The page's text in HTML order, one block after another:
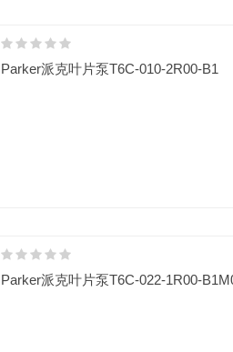
Parker派克叶片泵T6C-010-2R00-B1
Parker派克叶片泵T6C-022-1R00-